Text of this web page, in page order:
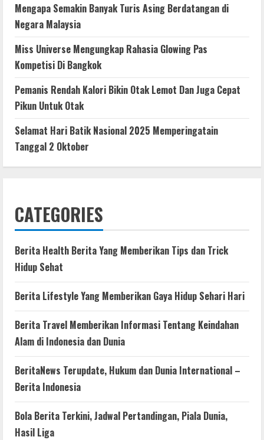
Mengapa Semakin Banyak Turis Asing Berdatangan di
Negara Malaysia
Miss Universe Mengungkap Rahasia Glowing Pas
Kompetisi Di Bangkok
Pemanis Rendah Kalori Bikin Otak Lemot Dan Juga Cepat
Pikun Untuk Otak
Selamat Hari Batik Nasional 2025 Memperingatain
Tanggal 2 Oktober
CATEGORIES
Berita Health Berita Yang Memberikan Tips dan Trick
Hidup Sehat
Berita Lifestyle Yang Memberikan Gaya Hidup Sehari Hari
Berita Travel Memberikan Informasi Tentang Keindahan
Alam di Indonesia dan Dunia
BeritaNews Terupdate, Hukum dan Dunia International –
Berita Indonesia
Bola Berita Terkini, Jadwal Pertandingan, Piala Dunia,
Hasil Liga